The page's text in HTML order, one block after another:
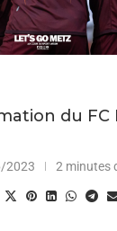
du FC
2023 2 minutes